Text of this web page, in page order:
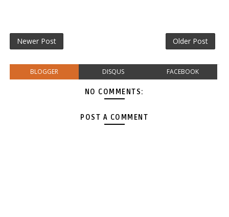
Newer Post Older Post
BLOGGER DISQUS FACEBOOK
NO COMMENTS:
POST A COMMENT